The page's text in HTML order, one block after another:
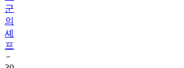
군
의
셰
프